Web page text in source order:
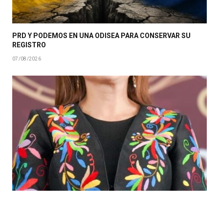
PRD Y PODEMOS EN UNA ODISEA PARA CONSERVAR SU
REGISTRO
07/08/2026